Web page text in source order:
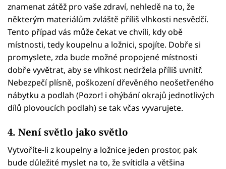
znamenat zátěž pro vaše zdraví, nehledě na to, že
některým materiálům zvláště příliš vlhkosti nesvědčí.
Tento případ vás může čekat ve chvíli, kdy obě
místnosti, tedy koupelnu a ložnici, spojíte. Dobře si
promyslete, zda bude možné propojené místnosti
dobře vyvětrat, aby se vlhkost nedržela příliš uvnitř.
Nebezpečí plísně, poškození dřevěného neošetřeného
nábytku a podlah (Pozor! i ohýbání okrajů jednotlivých
dílů plovoucích podlah) se tak včas vyvarujete.
4. Není světlo jako světlo
Vytvoříte-li z koupelny a ložnice jeden prostor, pak
bude důležité myslet na to, že svítidla a většina